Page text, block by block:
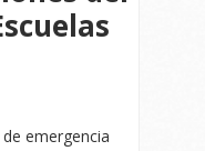
emergencia